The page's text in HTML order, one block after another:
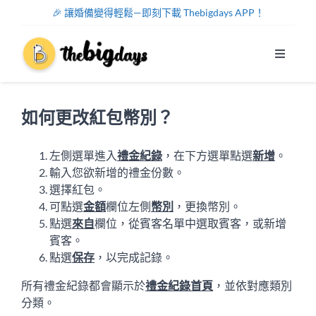
content
🎉 讓婚備變得輕鬆—即刻下載 Thebigdays APP！
Toggle
關於我們
註冊/登入
中文
如何更改紅包幣別？
左側選單進入禮金紀錄 ，在下方選單點選新增 。
輸入您欲新增的禮金份數。
選擇紅包 。
可點選金額欄位左側幣別 ，更換幣別。
點選來自欄位，從賓客名單中選取賓客，或新增
賓客。
點選保存 ，以完成記錄。
所有禮金紀錄都會顯示於禮金紀錄首頁 ，並依對應類別
分類。